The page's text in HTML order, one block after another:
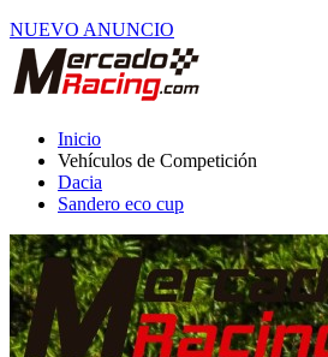
NUEVO ANUNCIO
Inicio
Vehículos de Competición
Dacia
Sandero eco cup